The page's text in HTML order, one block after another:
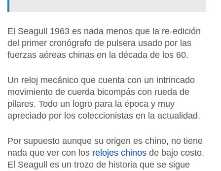
El Seagull 1963 es nada menos que la re-edición
del primer cronógrafo de pulsera usado por las
fuerzas aéreas chinas en la década de los 60.
Un reloj mecánico que cuenta con un intrincado
movimiento de cuerda bicompás con rueda de
pilares. Todo un logro para la época y muy
apreciado por los coleccionistas en la actualidad.
Por supuesto aunque su origen es chino, no tiene
nada que ver con los relojes chinos de bajo costo.
El Seagull es un trozo de historia que se sigue